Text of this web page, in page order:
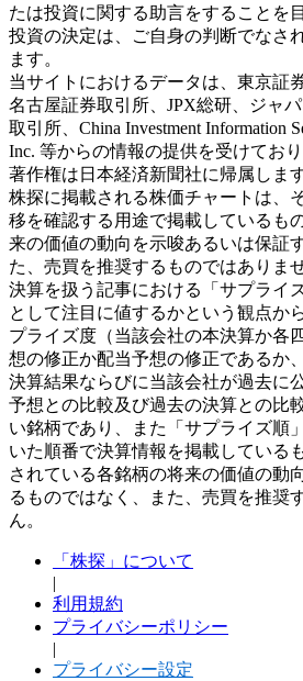
たは投資に関する助言をすることを
投資の決定は、ご自身の判断でなさ
ます。
当サイトにおけるデータは、東京証
名古屋証券取引所、JPX総研、ジャ
取引所、China Investment Information
Inc. 等からの情報の提供を受けてお
著作権は日本経済新聞社に帰属します
株探に掲載される株価チャートは、
移を確認する用途で掲載しているも
来の価値の動向を示唆あるいは保証
た、売買を推奨するものではありませ
決算を扱う記事における「サプライ
として注目に値するかという観点か
プライズ度（当該会社の本決算か各
想の修正か配当予想の修正であるか
決算結果ならびに当該会社が過去に
予想との比較及び過去の決算との比
い銘柄であり、また「サプライズ順
いた順番で決算情報を掲載している
されている各銘柄の将来の価値の動
るものではなく、また、売買を推奨
ん。
「株探」について
|
利用規約
プライバシーポリシー
|
プライバシー設定